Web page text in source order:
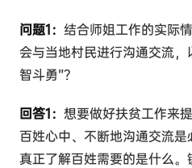
问题1：结合师姐工作的实际
会与当地村民进行沟通交流
智斗勇”？
回答1：想要做好扶贫工作来
百姓心中、不断地沟通交流
真正了解百姓需要的是什么